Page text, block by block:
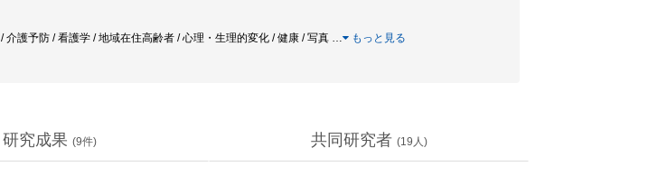
護予防 / 看護学 / 地域在住高齢者 / 心理・生理的変化 / 健康 / 写真 … もっと見る
研究成果 (9件) 共同研究者 (19 人)